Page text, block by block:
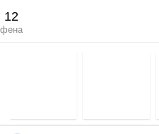
12
фена